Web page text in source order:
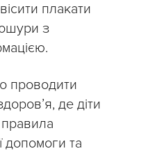
плакати
з
проводити
де діти
допомоги та